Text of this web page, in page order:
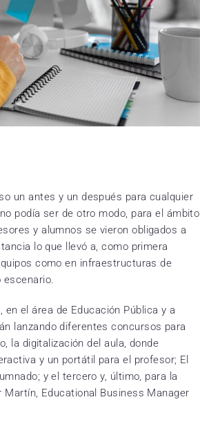
un antes y un después para cualquier
podía ser de otro modo, para el ámbito
y alumnos se vieron obligados a
lo que llevó a, como primera
como en infraestructuras de
escenario.
el área de Educación Pública y a
lanzando diferentes concursos para
la digitalización del aula, donde
y un portátil para el profesor; El
y el tercero y, último, para la
Educational Business Manager